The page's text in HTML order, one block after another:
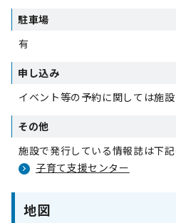
駐車場
有
申し込み
イベント等の予約に関しては施
その他
施設で発行している情報誌は下
子育て支援センター
地図